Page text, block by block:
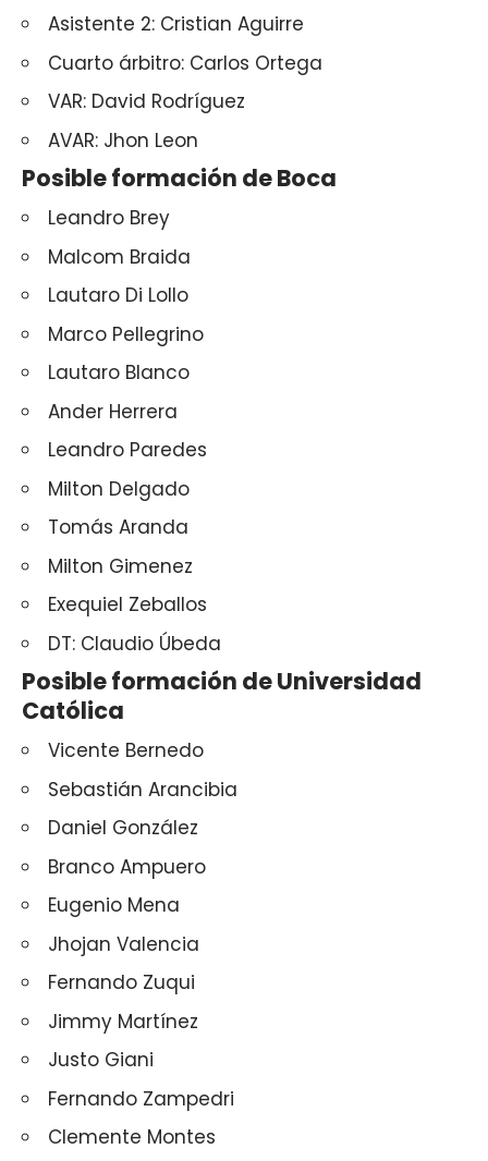
Asistente 2: Cristian Aguirre
Cuarto árbitro: Carlos Ortega
VAR: David Rodríguez
AVAR: Jhon Leon
Posible formación de Boca
Leandro Brey
Malcom Braida
Lautaro Di Lollo
Marco Pellegrino
Lautaro Blanco
Ander Herrera
Leandro Paredes
Milton Delgado
Tomás Aranda
Milton Gimenez
Exequiel Zeballos
DT: Claudio Úbeda
Posible formación de Universidad
Católica
Vicente Bernedo
Sebastián Arancibia
Daniel González
Branco Ampuero
Eugenio Mena
Jhojan Valencia
Fernando Zuqui
Jimmy Martínez
Justo Giani
Fernando Zampedri
Clemente Montes